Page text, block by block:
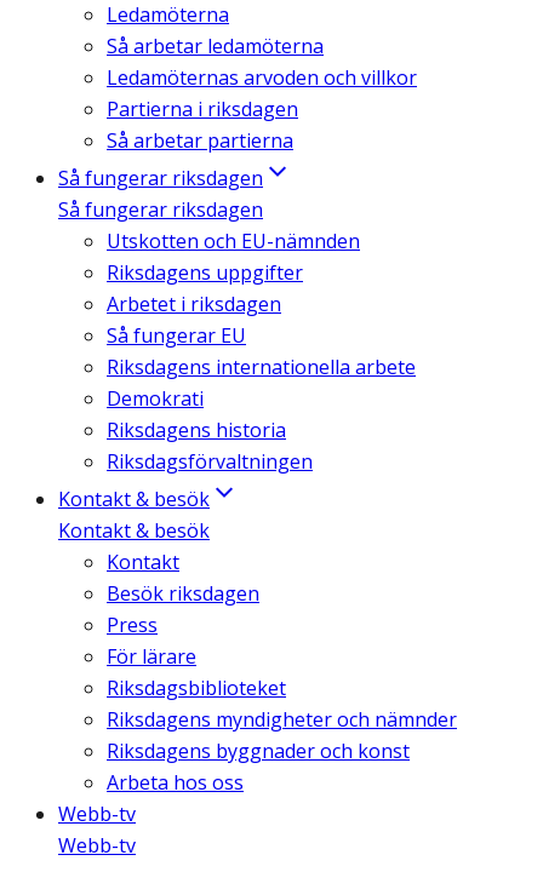
Ledamöterna
Så arbetar ledamöterna
Ledamöternas arvoden och villkor
Partierna i riksdagen
Så arbetar partierna
Så fungerar riksdagen
Så fungerar riksdagen
Utskotten och EU-nämnden
Riksdagens uppgifter
Arbetet i riksdagen
Så fungerar EU
Riksdagens internationella arbete
Demokrati
Riksdagens historia
Riksdagsförvaltningen
Kontakt & besök
Kontakt & besök
Kontakt
Besök riksdagen
Press
För lärare
Riksdagsbiblioteket
Riksdagens myndigheter och nämnder
Riksdagens byggnader och konst
Arbeta hos oss
Webb-tv
Webb-tv